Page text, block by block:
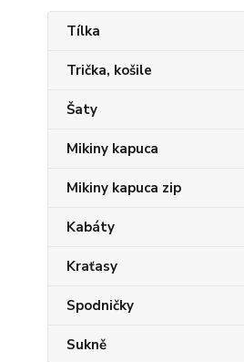
Tílka
Trička, košile
Šaty
Mikiny kapuca
Mikiny kapuca zip
Kabáty
Kraťasy
Spodničky
Sukně